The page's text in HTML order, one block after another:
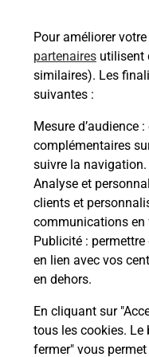
Pour améliorer
partenaires utilisent
similaires). Les
suivantes :
Mesure d’audience :
complémentaires
suivre la navigation.
Analyse et
clients et
communications
Publicité :
en lien avec vos
en dehors.
En cliquant sur
tous les cookies. Le
fermer" vous
En savoir plus
Malin !
La Poste
en ligne
Ouvert
En savoir plus